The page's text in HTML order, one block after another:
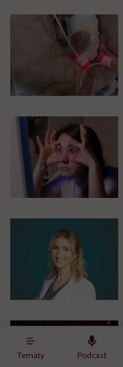
Tematy Podcast